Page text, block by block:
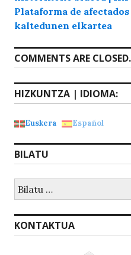
Plataforma de
kaltedunen elkartea
COMMENTS ARE CLOSED.
HIZKUNTZA | IDIOMA:
Euskera Español
BILATU
KONTAKTUA